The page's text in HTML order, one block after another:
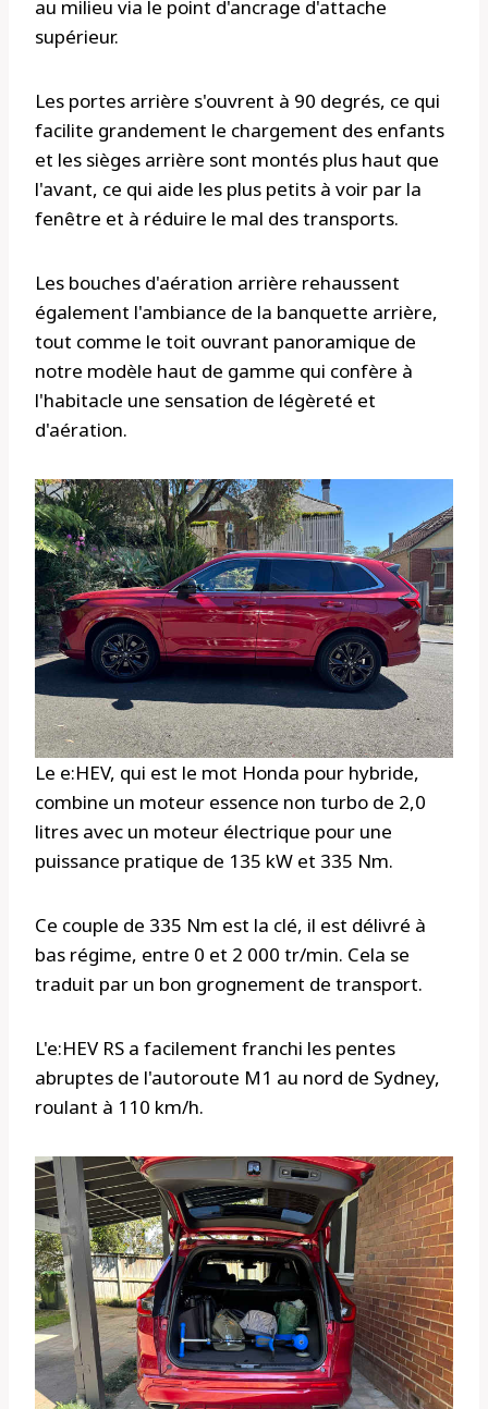
au milieu via le point d'ancrage d'attache
supérieur.
Les portes arrière s'ouvrent à 90 degrés, ce qui
facilite grandement le chargement des enfants
et les sièges arrière sont montés plus haut que
l'avant, ce qui aide les plus petits à voir par la
fenêtre et à réduire le mal des transports.
Les bouches d'aération arrière rehaussent
également l'ambiance de la banquette arrière,
tout comme le toit ouvrant panoramique de
notre modèle haut de gamme qui confère à
l'habitacle une sensation de légèreté et
d'aération.
Le e:HEV, qui est le mot Honda pour hybride,
combine un moteur essence non turbo de 2,0
litres avec un moteur électrique pour une
puissance pratique de 135 kW et 335 Nm.
Ce couple de 335 Nm est la clé, il est délivré à
bas régime, entre 0 et 2 000 tr/min. Cela se
traduit par un bon grognement de transport.
L'e:HEV RS a facilement franchi les pentes
abruptes de l'autoroute M1 au nord de Sydney,
roulant à 110 km/h.